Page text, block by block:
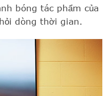
bóng tác phẩm của
dòng thời gian.